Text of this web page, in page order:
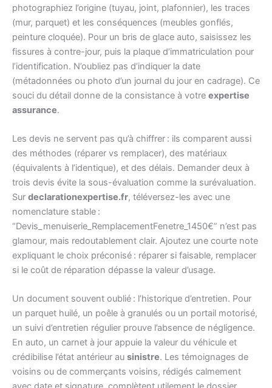
photographiez l’origine (tuyau, joint, plafonnier), les traces
(mur, parquet) et les conséquences (meubles gonflés,
peinture cloquée). Pour un bris de glace auto, saisissez les
fissures à contre-jour, puis la plaque d’immatriculation pour
l’identification. N’oubliez pas d’indiquer la date
(métadonnées ou photo d’un journal du jour en cadrage). Ce
souci du détail donne de la consistance à votre expertise
assurance.
Les devis ne servent pas qu’à chiffrer : ils comparent aussi
des méthodes (réparer vs remplacer), des matériaux
(équivalents à l’identique), et des délais. Demander deux à
trois devis évite la sous-évaluation comme la surévaluation.
Sur declarationexpertise.fr, téléversez-les avec une
nomenclature stable :
“Devis_menuiserie_RemplacementFenetre_1450€” n’est pas
glamour, mais redoutablement clair. Ajoutez une courte note
expliquant le choix préconisé : réparer si faisable, remplacer
si le coût de réparation dépasse la valeur d’usage.
Un document souvent oublié : l’historique d’entretien. Pour
un parquet huilé, un poêle à granulés ou un portail motorisé,
un suivi d’entretien régulier prouve l’absence de négligence.
En auto, un carnet à jour appuie la valeur du véhicule et
crédibilise l’état antérieur au sinistre. Les témoignages de
voisins ou de commerçants voisins, rédigés calmement